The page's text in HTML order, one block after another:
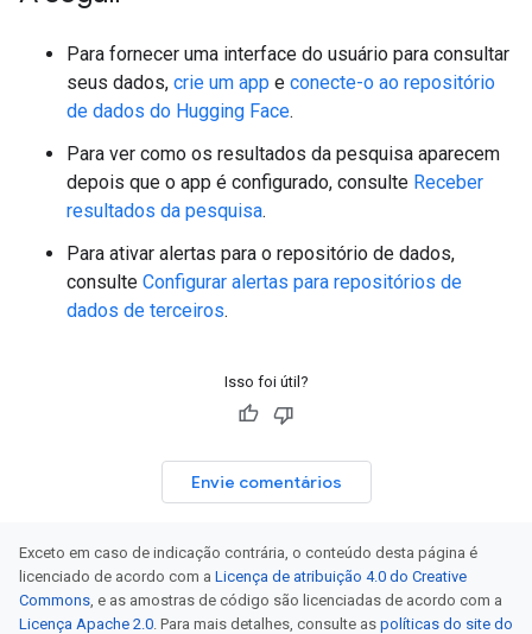
Para fornecer uma interface do usuário para consultar
seus dados, crie um app e conecte-o ao repositório
de dados do Hugging Face.
Para ver como os resultados da pesquisa aparecem
depois que o app é configurado, consulte Receber
resultados da pesquisa.
Para ativar alertas para o repositório de dados,
consulte Configurar alertas para repositórios de
dados de terceiros.
Isso foi útil?
Envie comentários
Exceto em caso de indicação contrária, o conteúdo desta página é
licenciado de acordo com a Licença de atribuição 4.0 do Creative
Commons, e as amostras de código são licenciadas de acordo com a
Licença Apache 2.0. Para mais detalhes, consulte as políticas do site do